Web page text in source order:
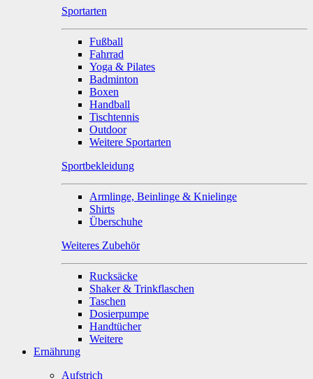
Sportarten
Fußball
Fahrrad
Yoga & Pilates
Badminton
Boxen
Handball
Tischtennis
Outdoor
Weitere Sportarten
Sportbekleidung
Armlinge, Beinlinge & Knielinge
Shirts
Überschuhe
Weiteres Zubehör
Rucksäcke
Shaker & Trinkflaschen
Taschen
Dosierpumpe
Handtücher
Weitere
Ernährung
Aufstrich